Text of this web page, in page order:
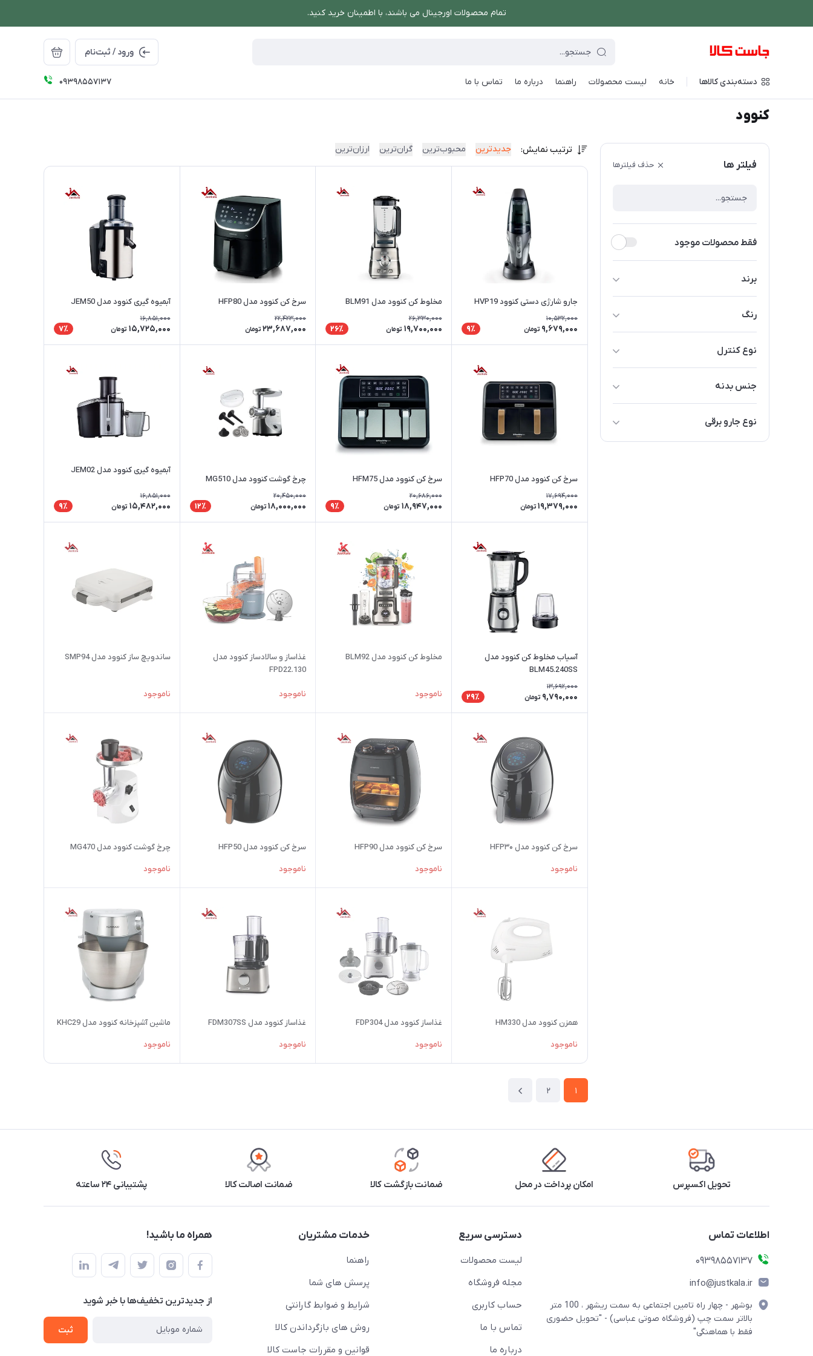
تمام محصولات اورجینال می باشند، با اطمینان خرید کنید.
ورود / ثبت‌نام
دسته‌بندی کالاها خانه لیست محصولات راهنما درباره ما تماس با ما 09398557137
فروشگاه اینترنتی جاست کالا برند های ویژه کنوود
کنوود
فیلتر ها حذف فیلترها
فقط محصولات موجود
برند
رنگ
مشکی
نقره ای
آبی
استیل
نوع کنترل
آنالوگ
جنس بدنه
پلاستیک
نوع جارو برقی
شارژی
ترتیب نمایش: جدیدترین محبوب‌ترین گران‌ترین ارزان‌ترین
جارو شارژی دستی کنوود HVP19
10,532,000
9,679,000 تومان 9٪
مخلوط کن کنوود مدل BLM91
26,330,000
19,700,000 تومان 26٪
سرخ کن کنوود مدل HFP80
22,423,000
23,687,000 تومان
آبمیوه‌ گیری کنوود مدل JEM50
16,851,000
15,725,000 تومان 7٪
سرخ کن کنوود مدل HFP70
17,694,000
19,379,000 تومان
سرخ کن کنوود مدل HFM75
20,686,000
18,947,000 تومان 9٪
چرخ گوشت کنوود مدل MG510
20,450,000
18,000,000 تومان 12٪
آبمیوه‌ گیری کنوود مدل JEM02
16,851,000
15,482,000 تومان 9٪
آسیاب مخلوط کن کنوود مدل
BLM45.240SS
13,692,000
9,790,000 تومان 29٪
مخلوط کن کنوود مدل BLM92
ناموجود
غذاساز و سالادساز کنوود مدل
FPD22.130
ناموجود
ساندویچ ساز کنوود مدل SMP94
ناموجود
سرخ کن کنوود مدل HFP۳۰
ناموجود
سرخ کن کنوود مدل HFP90
ناموجود
سرخ کن کنوود مدل HFP50
ناموجود
چرخ گوشت کنوود مدل MG470
ناموجود
همزن کنوود مدل HM330
ناموجود
غذاساز کنوود مدل FDP304
ناموجود
غذاساز کنوود مدل FDM307SS
ناموجود
ماشین آشپزخانه کنوود مدل KHC29
ناموجود
1
2
تحویل اکسپرس امکان پرداخت در محل ضمانت بازگشت کالا ضمانت اصالت کالا پشتیبانی ۲۴ ساعته
اطلاعات تماس
09398557137
info@justkala.ir
بوشهر - چهار راه تامین اجتماعی به سمت ریشهر ، 100 متر
بالاتر سمت چپ (فروشگاه صوتی عباسی) - "تحویل حضوری
فقط با هماهنگی"
دسترسی سریع
لیست محصولات
مجله فروشگاه
حساب کاربری
تماس با ما
درباره ما
خدمات مشتریان
راهنما
پرسش های شما
شرایط و ضوابط گارانتی
روش های بازگرداندن کالا
قوانین و مقررات جاست کالا
همراه ما باشید!
از جدید‌ترین تخفیف‌ها با‌ خبر شوید
ثبت